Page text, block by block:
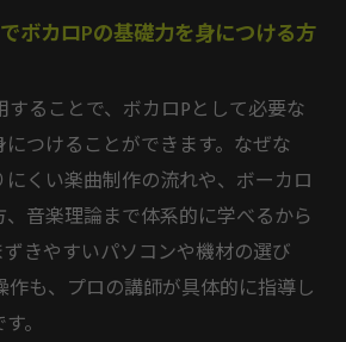
望者向けDTMスクールの実践的活
べきDTMとボカロの違い
ロの違いをDTMスクールで学ぶ
目指す上で押さえたいDTM基礎知
ルで知るボーカロイド制作の基
ボカロPの基礎力を身につける方
ることで、ボカロPとして必要な
つけることができます。なぜな
くい楽曲制作の流れや、ボーカロ
音楽理論まで体系的に学べるから
きやすいパソコンや機材の選び
作も、プロの講師が具体的に指導し
。